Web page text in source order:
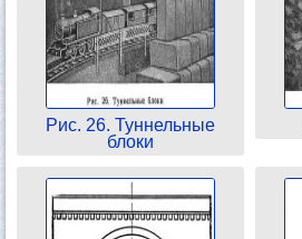
Рис. 26. Туннельные
блоки